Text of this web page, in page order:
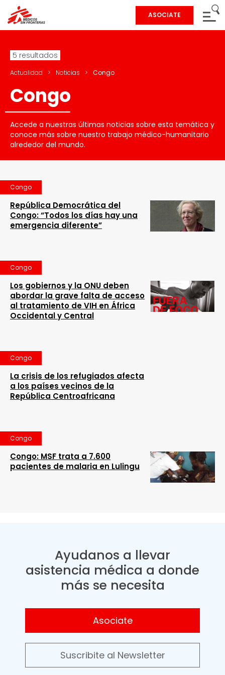
ASOCIATE
5 resultados
Actualidad > Noticias > Congo
Congo
Accede a nuestras últimas noticias sobre esta temática y
conoce más sobre nuestro trabajo médico-humanitario
alrededor del mundo.
Congo
República Democrática del
Congo: “Todos los días hay una
emergencia diferente”
Congo
Los gobiernos y la ONU deben
abordar la grave falta de acceso
al tratamiento de VIH en África
Occidental y Central
Congo
La crisis de los refugiados afecta
a los países vecinos de la
República Centroafricana
Congo
Congo: MSF trata a 7.600
pacientes de malaria en Lulingu
Ayudanos a llevar
asistencia médica a donde
más se necesita
Asociate
Suscribite al Newsletter